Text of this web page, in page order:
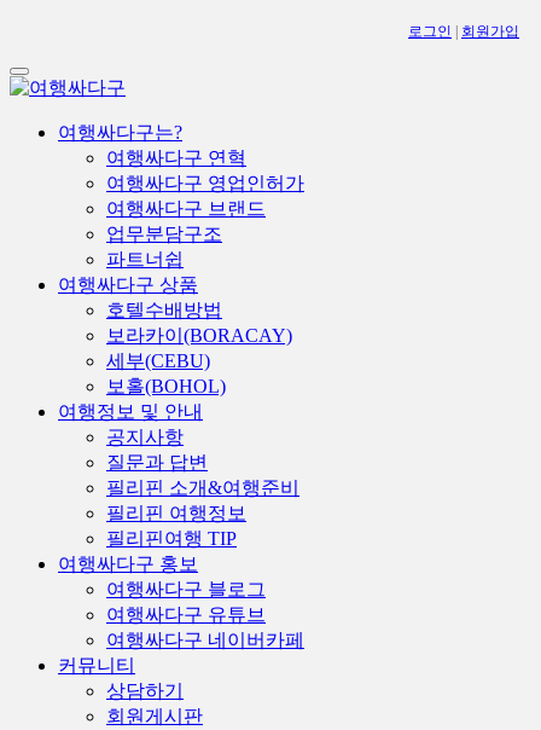
로그인 회원가입
Toggle
navigation
여행싸다구는?
여행싸다구 연혁
여행싸다구 영업인허가
여행싸다구 브랜드
업무분담구조
파트너쉽
여행싸다구 상품
호텔수배방법
보라카이(BORACAY)
세부(CEBU)
보홀(BOHOL)
여행정보 및 안내
공지사항
질문과 답변
필리핀 소개&여행준비
필리핀 여행정보
필리핀여행 TIP
여행싸다구 홍보
여행싸다구 블로그
여행싸다구 유튜브
여행싸다구 네이버카페
커뮤니티
상담하기
회원게시판